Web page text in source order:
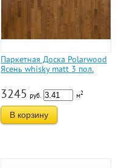
Паркетная Доска Polarwood
Ясень whisky matt 3 пол.
3245 руб. м2
В корзину